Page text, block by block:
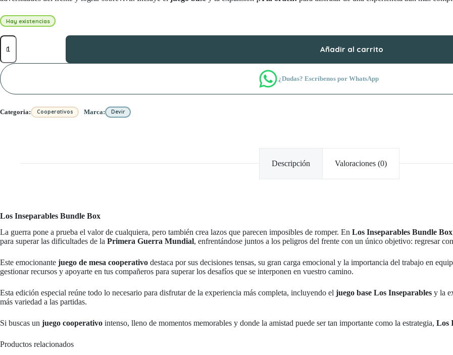
Hay existencias
Los
Inseparables
Box
cantidad
Añadir al carrito
¿Dudas? Escríbenos por WhatsApp
Categoria: Cooperativos Marca: Devir
Descripción Valoraciones (0)
Los Inseparables Bundle Box
La guerra pone a prueba el valor de cualquiera, pero también crea lazos que parecen imposibles de romper. En Los Inseparables Bundle Box
para superar las dificultades de la Primera Guerra Mundial, enfrentándose juntos a los peligros del frente con un único objetivo: regresar
Este emocionante juego de mesa cooperativo destaca por sus decisiones tensas, su gran carga emocional y la importancia del trabajo en
gestionar recursos y apoyarte en tus compañeros para superar los desafíos que se interponen en vuestro camino.
Esta edición especial reúne todo lo necesario para disfrutar de la experiencia más completa, incluyendo el juego base Los Inseparables y la
más variedad a las partidas.
Si buscas un juego cooperativo intenso, lleno de momentos memorables y donde la amistad puede ser tan importante como la estrategia, Los
Productos relacionados